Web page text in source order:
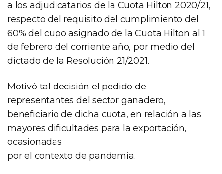
a los adjudicatarios de la Cuota Hilton 2020/21,
respecto del requisito del cumplimiento del
60% del cupo asignado de la Cuota Hilton al 1
de febrero del corriente año, por medio del
dictado de la Resolución 21/2021.
Motivó tal decisión el pedido de
representantes del sector ganadero,
beneficiario de dicha cuota, en relación a las
mayores dificultades para la exportación,
ocasionadas
por el contexto de pandemia.